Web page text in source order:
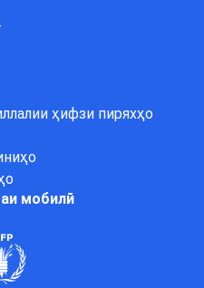
ҳифзи пиряхҳо
мобилӣ